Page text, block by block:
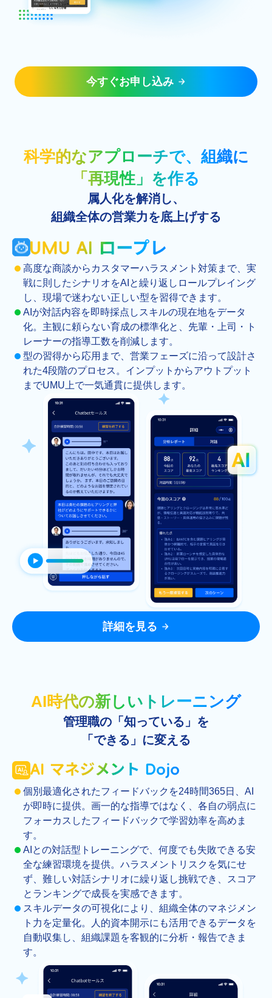
今すぐお申し込み
科学的なアプローチで、組織に
「再現性」を作る
属人化を解消し、
組織全体の営業力を底上げする
高度な商談からカスタマーハラスメント対策まで、実
戦に則したシナリオをAIと繰り返しロールプレイング
し、現場で迷わない正しい型を習得できます。
AIが対話内容を即時採点しスキルの現在地をデータ
化。主観に頼らない育成の標準化と、先輩・上司・ト
レーナーの指導工数を削減します。
型の習得から応用まで、営業フェーズに沿って設計さ
れた4段階のプロセス。インプットからアウトプット
までUMU上で一気通貫に提供します。
詳細を見る
AI時代の新しいトレーニング
管理職の「知っている」を
「できる」に変える
個別最適化されたフィードバックを24時間365日、AI
が即時に提供。画一的な指導ではなく、各自の弱点に
フォーカスしたフィードバックで学習効率を高めま
す。
AIとの対話型トレーニングで、何度でも失敗できる安
全な練習環境を提供。ハラスメントリスクを気にせ
ず、難しい対話シナリオに繰り返し挑戦でき、スコア
とランキングで成長を実感できます。
スキルデータの可視化により、組織全体のマネジメン
ト力を定量化。人的資本開示にも活用できるデータを
自動収集し、組織課題を客観的に分析・報告できま
す。